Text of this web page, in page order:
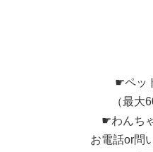
☛ペッ
（最
☛わんち
お電話or問